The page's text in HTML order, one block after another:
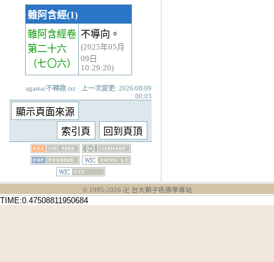
雜阿含經(1)
雜阿含經卷
第二十六
（七〇六）
不導向。
(2025年05月
09日
10:29:20)
agama/不轉趣.txt · 上一次變更: 2026/08/09
00:03
© 1995-2026 卍 台大獅子吼佛學專站
TIME:0.47508811950684